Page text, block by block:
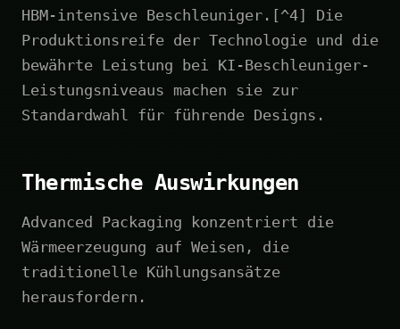
HBM-intensive Beschleuniger.[^4] Die
Produktionsreife der Technologie und die
bewährte Leistung bei KI-Beschleuniger-
Leistungsniveaus machen sie zur
Standardwahl für führende Designs.
Thermische Auswirkungen
Advanced Packaging konzentriert die
Wärmeerzeugung auf Weisen, die
traditionelle Kühlungsansätze
herausfordern.